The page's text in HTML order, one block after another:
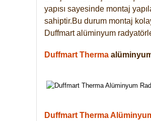
yapısı sayesinde montaj
sahiptir.Bu durum montaj
Duffmart alüminyum
Duffmart Therma
Duffmart Therma